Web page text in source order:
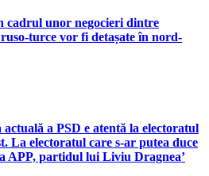
unor negocieri dintre
turce vor fi detașate în nord-
a PSD e atentă la electoratul
La electoratul care s-ar putea duce
APP, partidul lui Liviu Dragnea’